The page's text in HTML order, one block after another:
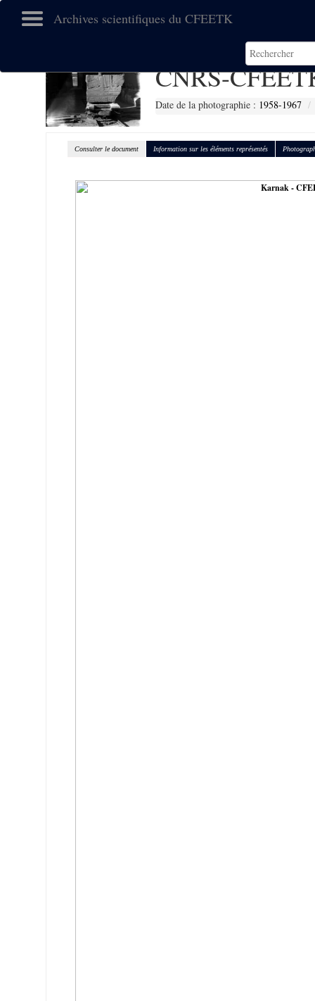
Archives scientifiques du CFEETK
CNRS-
Date de la photographie : 1958-1967
Consulter le document Information sur les éléments représentés